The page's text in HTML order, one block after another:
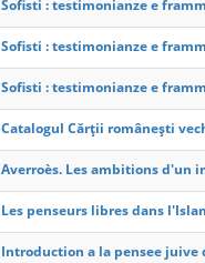
Sofisti : testimonianze e
Sofisti : testimonianze e
Sofisti : testimonianze e
Catalogul Cărții românești
Averroès. Les ambitions d'un
Les penseurs libres dans
Introduction a la pensee juive